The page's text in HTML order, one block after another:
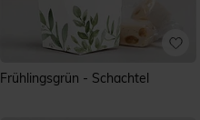
Frühlingsgrün - Schachtel